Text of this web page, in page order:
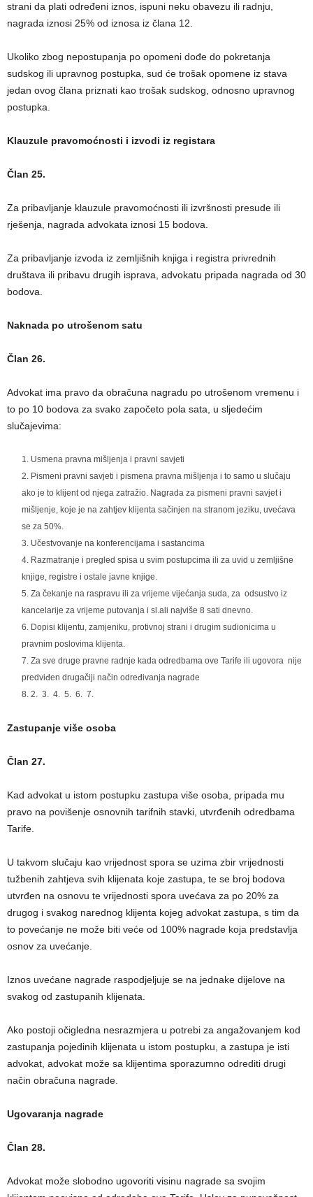
strani da plati određeni iznos, ispuni neku obavezu ili radnju,
nagrada iznosi 25% od iznosa iz člana 12.
Ukoliko zbog nepostupanja po opomeni dođe do pokretanja
sudskog ili upravnog postupka, sud će trošak opomene iz stava
jedan ovog člana priznati kao trošak sudskog, odnosno upravnog
postupka.
Klauzule pravomoćnosti i izvodi iz registara
Član 25.
Za pribavljanje klauzule pravomoćnosti ili izvršnosti presude ili
rješenja, nagrada advokata iznosi 15 bodova.
Za pribavljanje izvoda iz zemljišnih knjiga i registra privrednih
društava ili pribavu drugih isprava, advokatu pripada nagrada od 30
bodova.
Naknada po utrošenom satu
Član 26.
Advokat ima pravo da obračuna nagradu po utrošenom vremenu i
to po 10 bodova za svako započeto pola sata, u sljedećim
slučajevima:
Usmena pravna mišljenja i pravni savjeti
Pismeni pravni savjeti i pismena pravna mišljenja i to samo u slučaju
ako je to klijent od njega zatražio. Nagrada za pismeni pravni savjet i
mišljenje, koje je na zahtjev klijenta sačinjen na stranom jeziku, uvećava
se za 50%.
Učestvovanje na konferencijama i sastancima
Razmatranje i pregled spisa u svim postupcima ili za uvid u zemljišne
knjige, registre i ostale javne knjige.
Za čekanje na raspravu ili za vrijeme vijećanja suda, za odsustvo iz
kancelarije za vrijeme putovanja i sl.ali najviše 8 sati dnevno.
Dopisi klijentu, zamjeniku, protivnoj strani i drugim sudionicima u
pravnim poslovima klijenta.
Za sve druge pravne radnje kada odredbama ove Tarife ili ugovora nije
predviđen drugačiji način određivanja nagrade
2. 3. 4. 5. 6. 7.
Zastupanje više osoba
Član 27.
Kad advokat u istom postupku zastupa više osoba, pripada mu
pravo na povišenje osnovnih tarifnih stavki, utvrđenih odredbama
Tarife.
U takvom slučaju kao vrijednost spora se uzima zbir vrijednosti
tužbenih zahtjeva svih klijenata koje zastupa, te se broj bodova
utvrđen na osnovu te vrijednosti spora uvećava za po 20% za
drugog i svakog narednog klijenta kojeg advokat zastupa, s tim da
to povećanje ne može biti veće od 100% nagrade koja predstavlja
osnov za uvećanje.
Iznos uvećane nagrade raspodjeljuje se na jednake dijelove na
svakog od zastupanih klijenata.
Ako postoji očigledna nesrazmjera u potrebi za angažovanjem kod
zastupanja pojedinih klijenata u istom postupku, a zastupa je isti
advokat, advokat može sa klijentima sporazumno odrediti drugi
način obračuna nagrade.
Ugovaranja nagrade
Član 28.
Advokat može slobodno ugovoriti visinu nagrade sa svojim